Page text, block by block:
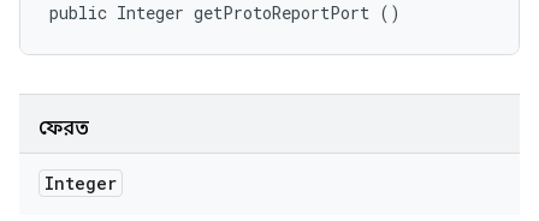
public Integer getProtoReportPort ()
ফেরত
Integer